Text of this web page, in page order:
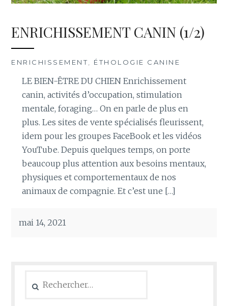
ENRICHISSEMENT CANIN (1/2)
ENRICHISSEMENT ÉTHOLOGIE CANINE
LE BIEN-ÊTRE DU CHIEN Enrichissement
canin, activités d’occupation, stimulation
mentale, foraging… On en parle de plus en
plus. Les sites de vente spécialisés fleurissent,
idem pour les groupes FaceBook et les vidéos
YouTube. Depuis quelques temps, on porte
beaucoup plus attention aux besoins mentaux,
physiques et comportementaux de nos
animaux de compagnie. Et c’est une […]
mai 14, 2021